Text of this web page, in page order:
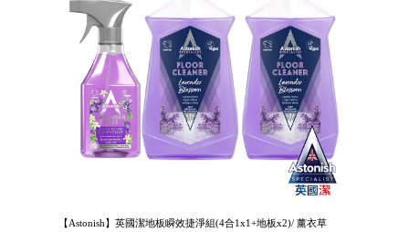
【Astonish】英國潔地板瞬效捷淨組(4合1x1+地板x2)/ 薰衣草